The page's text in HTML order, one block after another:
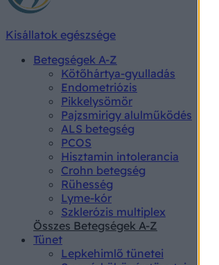
Kisállatok egészsége
Betegségek A-Z
Kötőhártya-gyulladás
Endometriózis
Pikkelysömör
Pajzsmirigy alulműködés
ALS betegség
PCOS
Hisztamin intolerancia
Crohn betegség
Rühesség
Lyme-kór
Szklerózis multiplex
Összes Betegségek A-Z
Tünet
Lepkehimlő tünetei